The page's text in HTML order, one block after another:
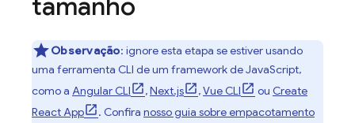
tamanho
Observação: ignore esta etapa se estiver usando
uma ferramenta CLI de um framework de JavaScript,
como a Angular CLI ,Next.js ,Vue CLI ou Create
React App
. Confira nosso guia sobre empacotamento